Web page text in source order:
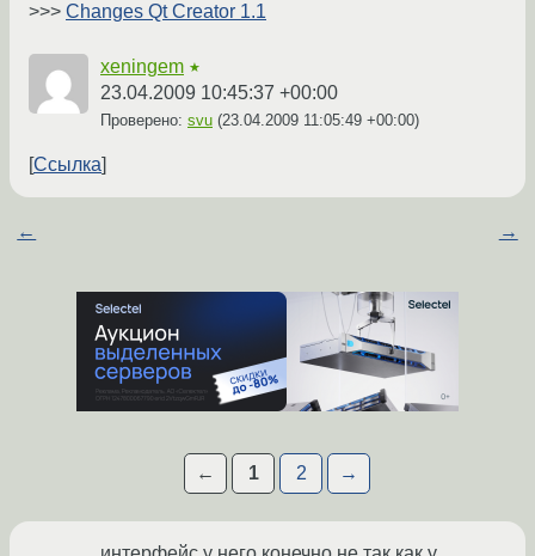
>>> Changes Qt Creator 1.1
xeningem ★
23.04.2009 10:45:37 +00:00
Проверено: svu (23.04.2009 11:05:49 +00:00)
Ссылка
← →
← 1 2 →